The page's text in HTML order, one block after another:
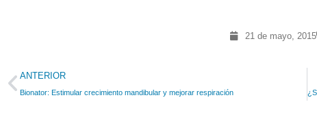
21 de mayo, 2015
ANTERIOR
Bionator: Estimular crecimiento mandibular y mejorar respiración